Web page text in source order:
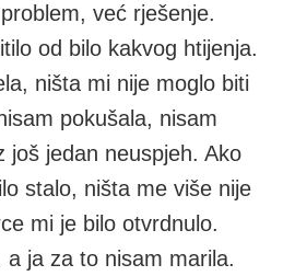
već rješenje.
od bilo kakvog htijenja.
ništa mi nije moglo biti
pokušala, nisam
još jedan neuspjeh. Ako
stalo, ništa me više nije
mi je bilo otvrdnulo.
a ja za to nisam marila.